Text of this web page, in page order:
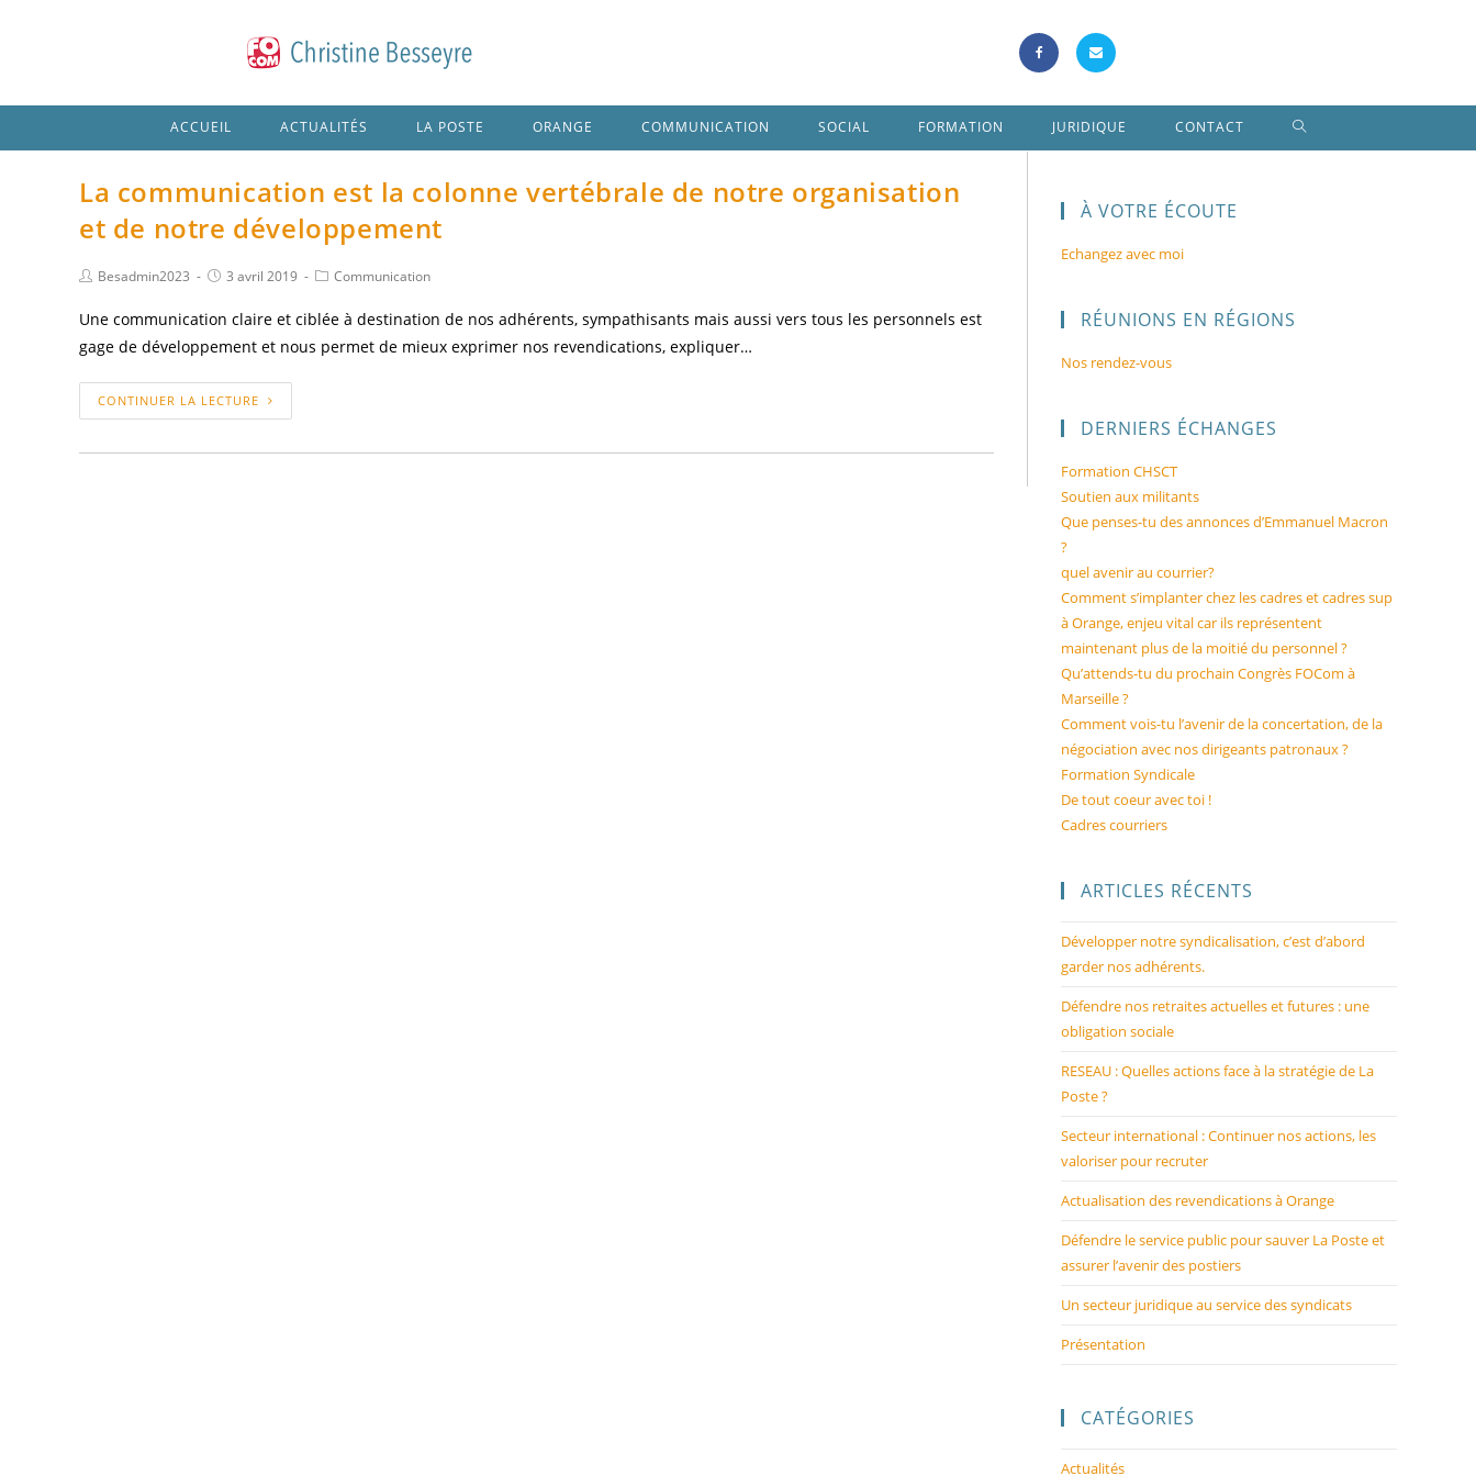
ACCUEIL ACTUALITÉS LA POSTE ORANGE COMMUNICATION SOCIAL FORMATION JURIDIQUE CONTACT
La communication est la colonne vertébrale de notre organisation
et de notre développement
Besadmin2023 3 avril 2019 Communication
Une communication claire et ciblée à destination de nos adhérents, sympathisants mais aussi vers tous les personnels est
gage de développement et nous permet de mieux exprimer nos revendications, expliquer…
CONTINUER LA LECTURE
À VOTRE ÉCOUTE
Echangez avec moi
RÉUNIONS EN RÉGIONS
Nos rendez-vous
DERNIERS ÉCHANGES
Formation CHSCT
Soutien aux militants
Que penses-tu des annonces d’Emmanuel Macron
?
quel avenir au courrier?
Comment s’implanter chez les cadres et cadres sup
à Orange, enjeu vital car ils représentent
maintenant plus de la moitié du personnel ?
Qu’attends-tu du prochain Congrès FOCom à
Marseille ?
Comment vois-tu l’avenir de la concertation, de la
négociation avec nos dirigeants patronaux ?
Formation Syndicale
De tout coeur avec toi !
Cadres courriers
ARTICLES RÉCENTS
Développer notre syndicalisation, c’est d’abord
garder nos adhérents.
Défendre nos retraites actuelles et futures : une
obligation sociale
RESEAU : Quelles actions face à la stratégie de La
Poste ?
Secteur international : Continuer nos actions, les
valoriser pour recruter
Actualisation des revendications à Orange
Défendre le service public pour sauver La Poste et
assurer l’avenir des postiers
Un secteur juridique au service des syndicats
Présentation
CATÉGORIES
Actualités